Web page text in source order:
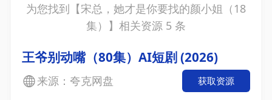
为您找到【宋总，她才是你要找的颜小姐（18
集） 】相关资源 5 条
王爷别动嘴（80集）AI短剧 (2026)
来源：夸克网盘 获取资源